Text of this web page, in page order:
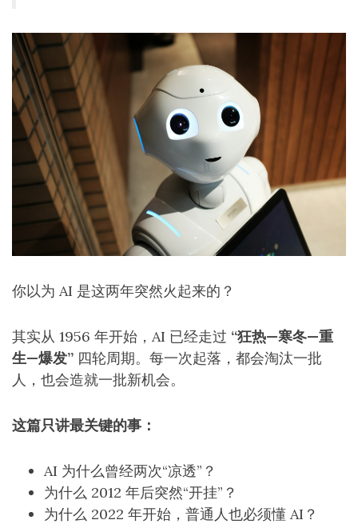
你以为 AI 是这两年突然火起来的？
其实从 1956 年开始，AI 已经走过 “狂热—寒冬—重
生—爆发” 四轮周期。每一次起落，都会淘汰一批
人，也会造就一批新机会。
这篇只讲最关键的事：
AI 为什么曾经两次“凉透”？
为什么 2012 年后突然“开挂”？
为什么 2022 年开始，普通人也必须懂 AI？